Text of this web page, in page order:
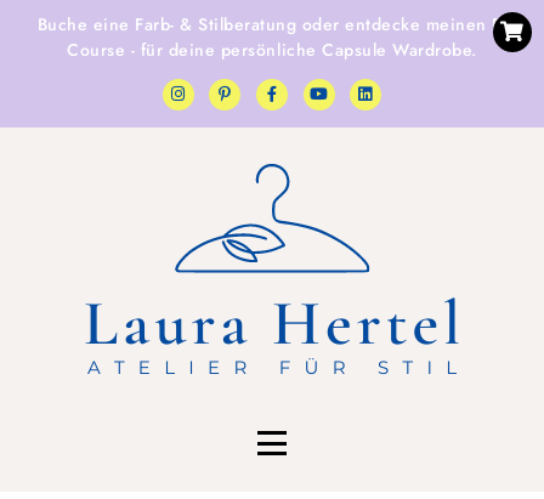
Buche eine Farb- & Stilberatung oder entdecke meinen E-
Course - für deine persönliche Capsule Wardrobe.